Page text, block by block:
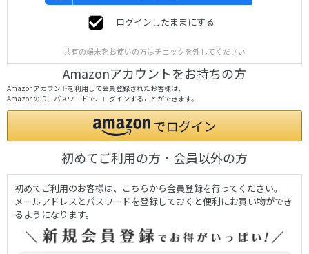
ログインしたままにする
共有の端末をお使いの方はチェックを外してください
Amazonアカウントをお持ちの方
Amazonアカウントを利用して会員登録されたお客様は、
AmazonのID、パスワードで、ログインすることができます。
初めてご利用の方・会員以外の方
初めてご利用のお客様は、こちらから会員登録を行ってください。
メールアドレスとパスワードを登録しておくと便利にお買い物ができ
るようになります。